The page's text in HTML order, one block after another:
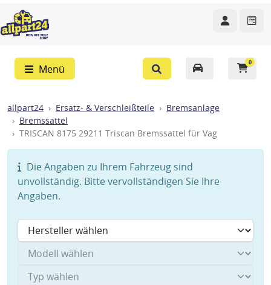
Menü
0
allpart24 Ersatz- & Verschleißteile
Bremsanlage
Bremssattel
TRISCAN 8175 29211 Triscan Bremssattel für Vag
Die Angaben zu Ihrem Fahrzeug sind
unvollständig. Bitte vervollständigen Sie Ihre
Angaben.